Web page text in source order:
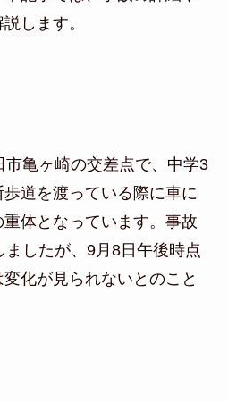
します。
亀ヶ崎の交差点で、中学3
道を渡っている際に車に
体となっています。事故
したが、9月8日午後時点
化が見られないとのこと